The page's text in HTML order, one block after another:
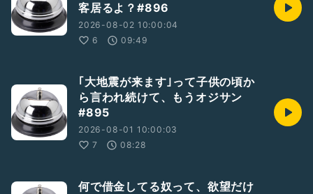
客居るよ？#896
2026-08-02 10:00:04
6
09:49
｢大地震が来ます｣って子供の頃か
ら言われ続けて、もうオジサン
#895
2026-08-01 10:00:03
7
08:28
何で借金してる奴って、欲望だけ